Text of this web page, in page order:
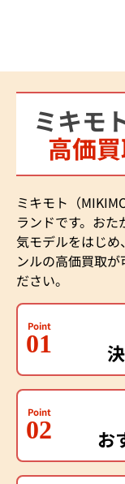
ミキモ
高価
ミキモト（
ランドです。お
気モデルをはじ
ンルの高価買取
ださい。
Point
01
Point
02
お